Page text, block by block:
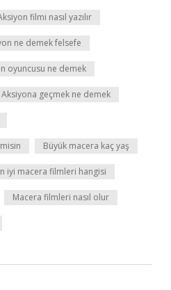
filmi nasıl yazılır
ne demek felsefe
oyuncusu ne demek
Aksiyona geçmek ne demek
Büyük macera kaç yaş
iyi macera filmleri hangisi
Macera filmleri nasıl olur